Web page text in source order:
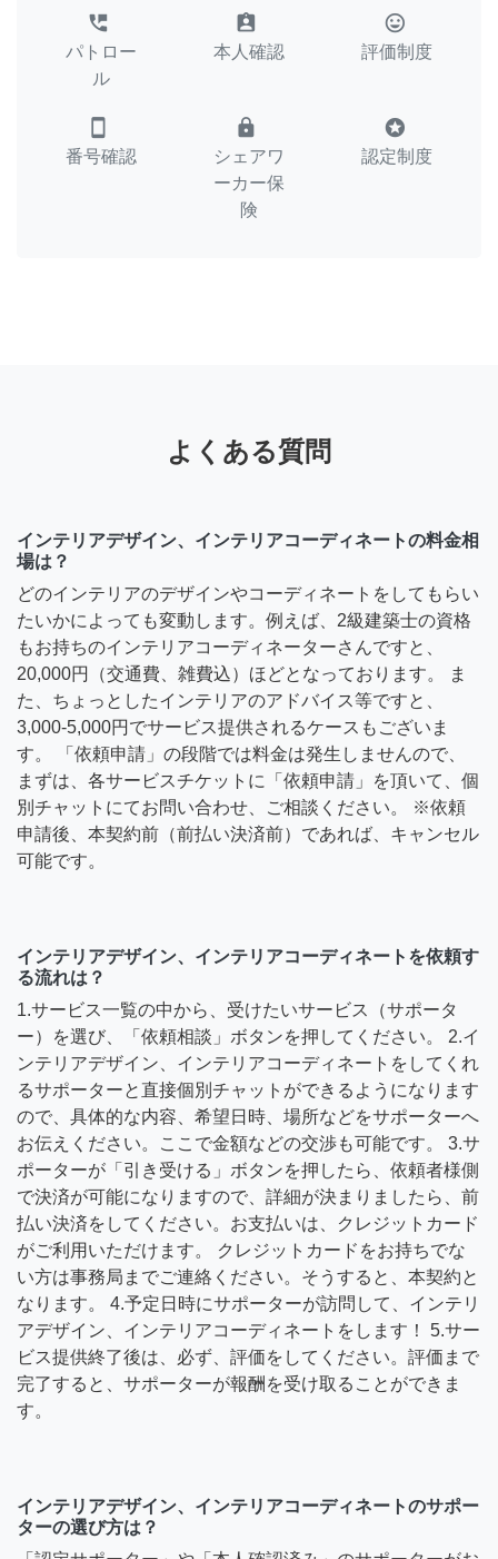
perm_phone_msg
パトロー
ル
assignment_ind
本人確認
tag_faces
評価制度
smartphone
番号確認
lock
シェアワ
ーカー保
険
stars
認定制度
よくある質問
インテリアデザイン、インテリアコーディネートの料金相
場は？
どのインテリアのデザインやコーディネートをしてもらい
たいかによっても変動します。例えば、2級建築士の資格
もお持ちのインテリアコーディネーターさんですと、
20,000円（交通費、雑費込）ほどとなっております。 ま
た、ちょっとしたインテリアのアドバイス等ですと、
3,000-5,000円でサービス提供されるケースもございま
す。 「依頼申請」の段階では料金は発生しませんので、
まずは、各サービスチケットに「依頼申請」を頂いて、個
別チャットにてお問い合わせ、ご相談ください。 ※依頼
申請後、本契約前（前払い決済前）であれば、キャンセル
可能です。
インテリアデザイン、インテリアコーディネートを依頼す
る流れは？
1.サービス一覧の中から、受けたいサービス（サポータ
ー）を選び、「依頼相談」ボタンを押してください。 2.イ
ンテリアデザイン、インテリアコーディネートをしてくれ
るサポーターと直接個別チャットができるようになります
ので、具体的な内容、希望日時、場所などをサポーターへ
お伝えください。ここで金額などの交渉も可能です。 3.サ
ポーターが「引き受ける」ボタンを押したら、依頼者様側
で決済が可能になりますので、詳細が決まりましたら、前
払い決済をしてください。お支払いは、クレジットカード
がご利用いただけます。 クレジットカードをお持ちでな
い方は事務局までご連絡ください。そうすると、本契約と
なります。 4.予定日時にサポーターが訪問して、インテリ
アデザイン、インテリアコーディネートをします！ 5.サー
ビス提供終了後は、必ず、評価をしてください。評価まで
完了すると、サポーターが報酬を受け取ることができま
す。
インテリアデザイン、インテリアコーディネートのサポー
ターの選び方は？